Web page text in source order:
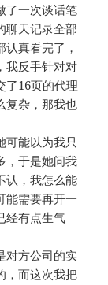
了一次谈话笔
聊天记录全部
真看完了，
我反手针对对
了16页的代理
复杂，那我也
可能以为我只
，于是她问我
认，我怎么能
能需要再开一
经有点生气
对方公司的实
，而这次我把